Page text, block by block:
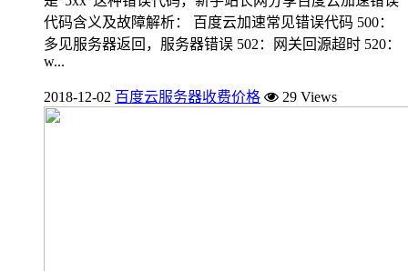
代码含义及故障解析： 百度云加速常见错误代码 500：
多见服务器返回，服务器错误 502：网关回源超时 520：
w...
2018-12-02 百度云服务器收费价格 29 Views